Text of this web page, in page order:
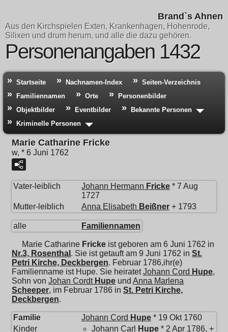
Brand`s Ahnen
Aus den Kirchspielen Exten, Krankenhagen, Hohenrode,
Silixen und drum herum, und alle die dazu gehören.
Personenangaben 1432
Startseite Nachnamen-Index
Seiten-Verzeichnis
Familiennamen
Orte
Personenbilder
Objektbilder
Eventbilder
Bekannte Personen
Kriminelle Personen
Marie Catharine Fricke
w, * 6 Juni 1762
Vater-leiblich Johann Hermann Fricke * 7 Aug
1727
Mutter-leiblich
Anna Elisabeth Beißner + 1793
alle Familiennamen
Marie Catharine Fricke ist geboren am 6 Juni 1762 in
Nr.3, Rosenthal . Sie ist getauft am 9 Juni 1762 in St.
Petri Kirche, Deckbergen. Februar 1786,ihr(e)
Familienname ist Hupe. Sie heiratetJohann Cord Hupe,
Sohn von Johan Cordt Hupe und Anna Marlena
Scheeper, im Februar 1786 in St. Petri Kirche,
Deckbergen.
Familie Johann Cord Hupe * 19 Okt 1760
Kinder
Johann Carl Hupe * 2 Apr 1786, +